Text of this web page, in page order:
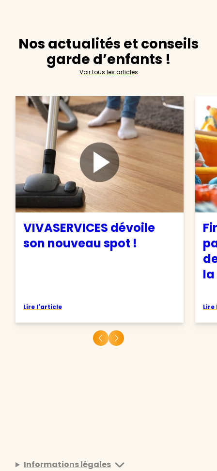
Nos actualités et conseils
garde d’enfants !
Voir tous les articles
VIVASERVICES dévoile
son nouveau spot !
Lire l'article
la
Informations légales